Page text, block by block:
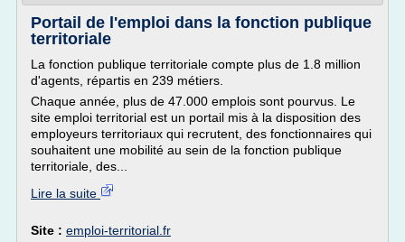
Portail de l'emploi dans la fonction publique
territoriale
La fonction publique territoriale compte plus de 1.8 million
d'agents, répartis en 239 métiers.
Chaque année, plus de 47.000 emplois sont pourvus. Le
site emploi territorial est un portail mis à la disposition des
employeurs territoriaux qui recrutent, des fonctionnaires qui
souhaitent une mobilité au sein de la fonction publique
territoriale, des...
Lire la suite
Site : emploi-territorial.fr